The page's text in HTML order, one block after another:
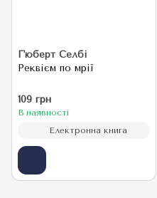
Г'юберт Селбі
Реквієм по мрії
109 грн
В наявності
Електронна книга